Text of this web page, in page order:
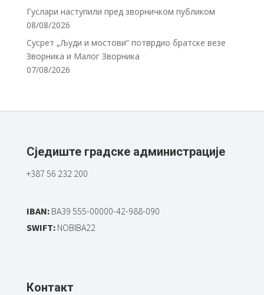
Гуслари наступили пред зворничком публиком
08/08/2026
Сусрет „Људи и мостови“ потврдио братске везе
Зворника и Малог Зворника
07/08/2026
Сједиште градске администрације
+387 56 232 200
IBAN:BA39 555-00000-42-988-090
SWIFT:NOBIBA22
Контакт